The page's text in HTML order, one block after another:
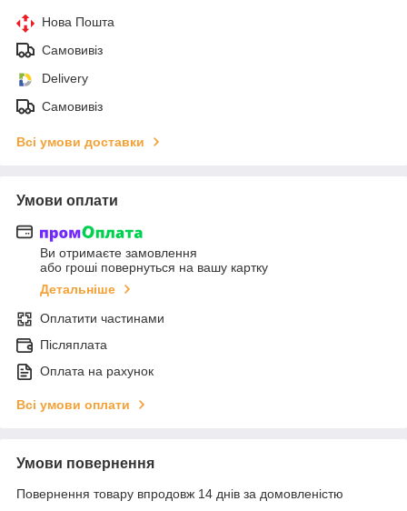
Нова Пошта
Самовивіз
Delivery
Самовивіз
Всі умови доставки
Умови оплати
Ви отримаєте замовлення
або гроші повернуться на вашу картку
Детальніше
Оплатити частинами
Післяплата
Оплата на рахунок
Всі умови оплати
Умови повернення
Повернення товару впродовж 14 днів за домовленістю